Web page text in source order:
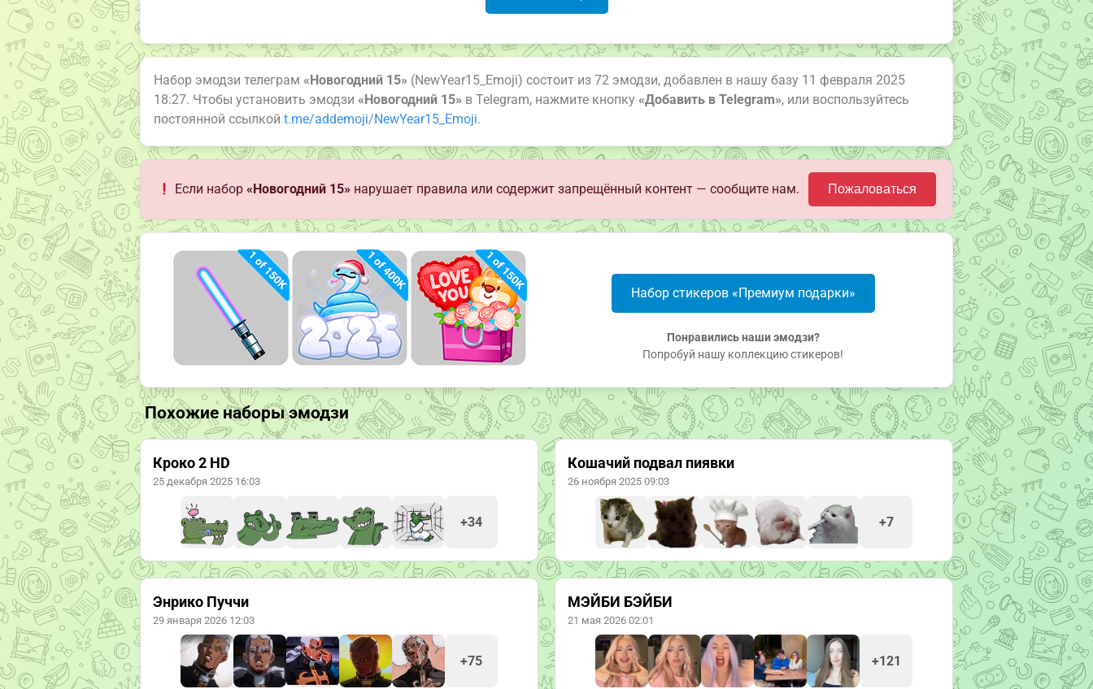
Набор эмодзи телеграм «Новогодний 15» (NewYear15_Emoji) состоит из 72 эмодзи, добавлен в нашу базу 11 февраля 2025
18:27. Чтобы установить эмодзи «Новогодний 15» в Telegram, нажмите кнопку «Добавить в Telegram», или воспользуйтесь
постоянной ссылкой t.me/addemoji/NewYear15_Emoji.
Если набор«Новогодний 15» нарушает правила или содержит запрещённый контент — сообщите нам. Пожаловаться
Набор стикеров «Премиум подарки»
Понравились наши эмодзи?
Попробуй нашу коллекцию стикеров!
Похожие наборы эмодзи
Кроко 2 HD
25 декабря 2025 16:03
+34
Кошачий подвал пиявки
26 ноября 2025 09:03
+7
Энрико Пуччи
29 января 2026 12:03
+75
МЭЙБИ БЭЙБИ
21 мая 2026 02:01
+121